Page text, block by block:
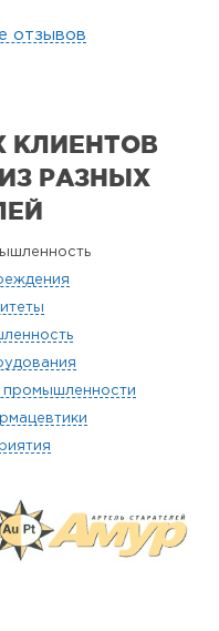
отзывов
КЛИЕНТОВ
ИЗ РАЗНЫХ
промышленности